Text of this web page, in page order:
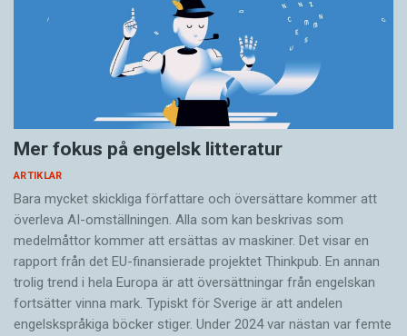
Mer fokus på engelsk litteratur
ARTIKLAR
Bara mycket skickliga författare och översättare ­kommer att
överleva AI-omställningen. Alla som kan beskrivas som
medelmåttor kommer att ersättas av maskiner. Det visar en
rapport från det EU-finansierade projektet Thinkpub. En annan
trolig trend i hela Europa är att översättningar från engelskan
fortsätter vinna mark. Typiskt för Sverige är att andelen
engelskspråkiga böcker stiger. Under 2024 var nästan var femte